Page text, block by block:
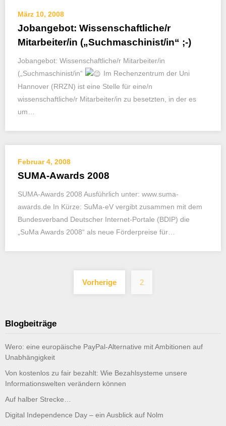
März 10, 2008
Jobangebot: Wissenschaftliche/r
Mitarbeiter/in („Suchmaschinist/in“ ;-)
Jobangebot: Wissenschaftliche/r Mitarbeiter/in
(„Suchmaschinist/in“
Im Rechenzentrum der Uni
Hannover (RRZN) ist eine Stelle für eine/n
wissenschaftliche/r Mitarbeiter/in zu besetzten, in der es
um…
Februar 4, 2008
SUMA-Awards 2008
SUMA-Awards 2008 Ausführlich unter: www.suma-
awards.de In Kürze: SuMa-eV vergibt zusammen mit dem
Bundesverband Deutscher Internet-Portale (BDIP) die
„SuMa Awards 2008“ als neue Förderpreise für…
Vorherige 2
Blogbeiträge
Wero: eine europäische PayPal-Alternative mit Ambitionen auf
Unabhängigkeit
Von kostenlos zu fair bezahlt: Wie Bezahlsysteme unsere
Informationswelten verändern können
Auf halber Strecke…
Digital Independence Day – ein Ausblick auf Nolm